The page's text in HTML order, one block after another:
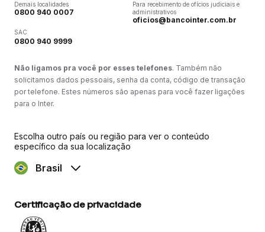
Demais localidades
0800 940 0007
SAC
0800 940 9999
Para recebimento de ofícios judiciais e
administrativos
oficios@bancointer.com.br
Não ligamos pra você por esses telefones. Também não
solicitamos dados pessoais, senha da conta, código de transação
por telefone. Estes números são apenas para você fazer ligações
para o Inter.
Escolha outro país ou região para ver o conteúdo
específico da sua localização
Brasil
Certificação de privacidade